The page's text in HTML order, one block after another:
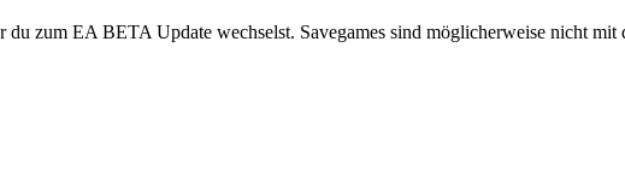
zum EA BETA Update wechselst. Savegames sind möglicherweise nicht mit